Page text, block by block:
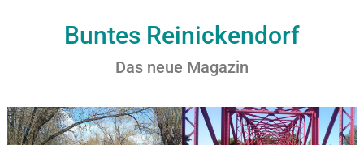
Buntes Reinickendorf
Das neue Magazin